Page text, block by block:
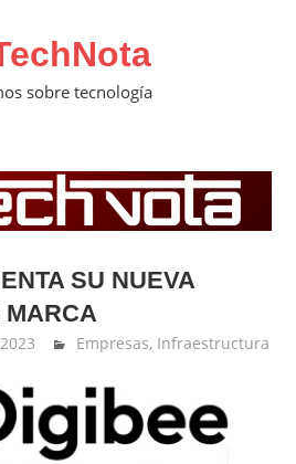
sobre tecnología
SU NUEVA
MARCA
Ernesto Herrera
Empresas, Infraestructura